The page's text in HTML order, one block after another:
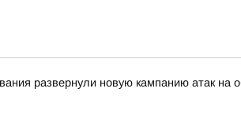
развернули новую кампанию атак на